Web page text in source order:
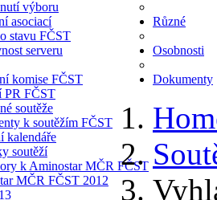
výboru
asociací
stavu FČST
serveru
komise FČST
PR FČST
soutěže
k soutěžím FČST
kalendáře
soutěží
k Aminostar MČR FČST
MČR FČST 2012
Různé
Osobnosti
Dokumenty